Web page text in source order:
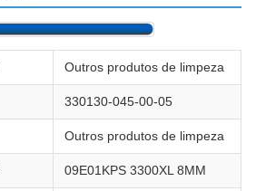
Outros produtos de limpeza
330130-045-00-05
Outros produtos de limpeza
09E01KPS 3300XL 8MM